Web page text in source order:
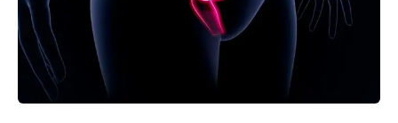
Angiogenesehemmers Ramucirumab mit Erlotinib
untersucht wurde und die den Nutzen für EGFR-
positive mNSCLC Patientinnen und Patienten aufzeigt.